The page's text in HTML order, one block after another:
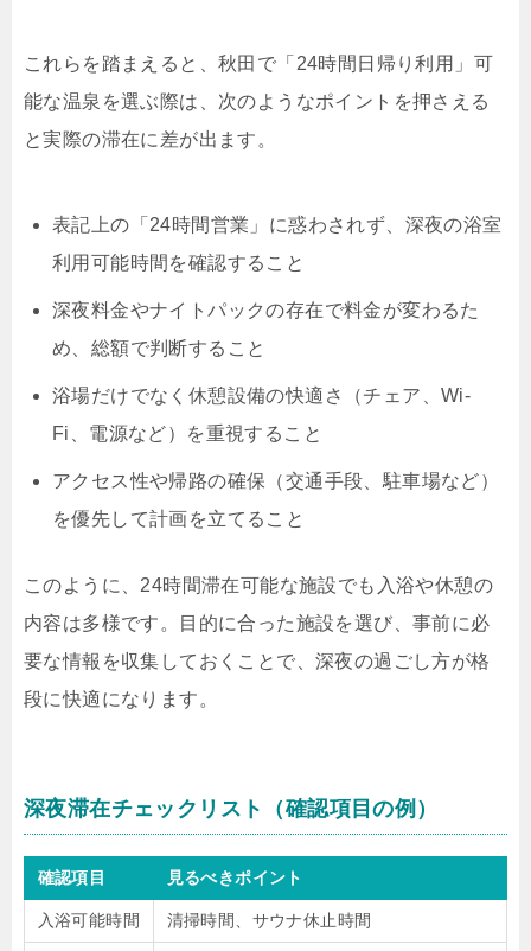
これらを踏まえると、秋田で「24時間日帰り利用」可
能な温泉を選ぶ際は、次のようなポイントを押さえる
と実際の滞在に差が出ます。
表記上の「24時間営業」に惑わされず、深夜の浴室
利用可能時間を確認すること
深夜料金やナイトパックの存在で料金が変わるた
め、総額で判断すること
浴場だけでなく休憩設備の快適さ（チェア、Wi-
Fi、電源など）を重視すること
アクセス性や帰路の確保（交通手段、駐車場など）
を優先して計画を立てること
このように、24時間滞在可能な施設でも入浴や休憩の
内容は多様です。目的に合った施設を選び、事前に必
要な情報を収集しておくことで、深夜の過ごし方が格
段に快適になります。
深夜滞在チェックリスト（確認項目の例）
確認項目 見るべきポイント
入浴可能時間 清掃時間、サウナ休止時間